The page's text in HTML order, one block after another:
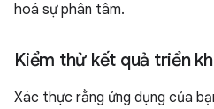
hoá sự phân tâm.
Kiểm thử kết quả triển
Xác thực rằng ứng dụng của